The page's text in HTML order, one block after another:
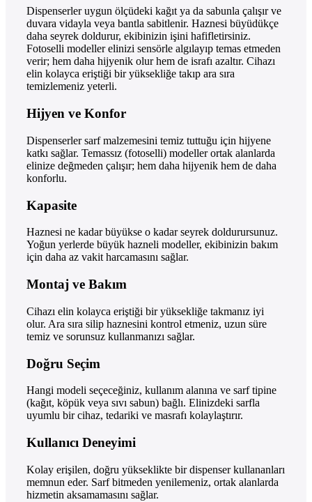
Dispenserler uygun ölçüdeki kağıt ya da sabunla çalışır ve
duvara vidayla veya bantla sabitlenir. Haznesi büyüdükçe
daha seyrek doldurur, ekibinizin işini hafifletirsiniz.
Fotoselli modeller elinizi sensörle algılayıp temas etmeden
verir; hem daha hijyenik olur hem de israfı azaltır. Cihazı
elin kolayca eriştiği bir yüksekliğe takıp ara sıra
temizlemeniz yeterli.
Hijyen ve Konfor
Dispenserler sarf malzemesini temiz tuttuğu için hijyene
katkı sağlar. Temassız (fotoselli) modeller ortak alanlarda
elinize değmeden çalışır; hem daha hijyenik hem de daha
konforlu.
Kapasite
Haznesi ne kadar büyükse o kadar seyrek doldurursunuz.
Yoğun yerlerde büyük hazneli modeller, ekibinizin bakım
için daha az vakit harcamasını sağlar.
Montaj ve Bakım
Cihazı elin kolayca eriştiği bir yüksekliğe takmanız iyi
olur. Ara sıra silip haznesini kontrol etmeniz, uzun süre
temiz ve sorunsuz kullanmanızı sağlar.
Doğru Seçim
Hangi modeli seçeceğiniz, kullanım alanına ve sarf tipine
(kağıt, köpük veya sıvı sabun) bağlı. Elinizdeki sarfla
uyumlu bir cihaz, tedariki ve masrafı kolaylaştırır.
Kullanıcı Deneyimi
Kolay erişilen, doğru yükseklikte bir dispenser kullananları
memnun eder. Sarf bitmeden yenilemeniz, ortak alanlarda
hizmetin aksamamasını sağlar.